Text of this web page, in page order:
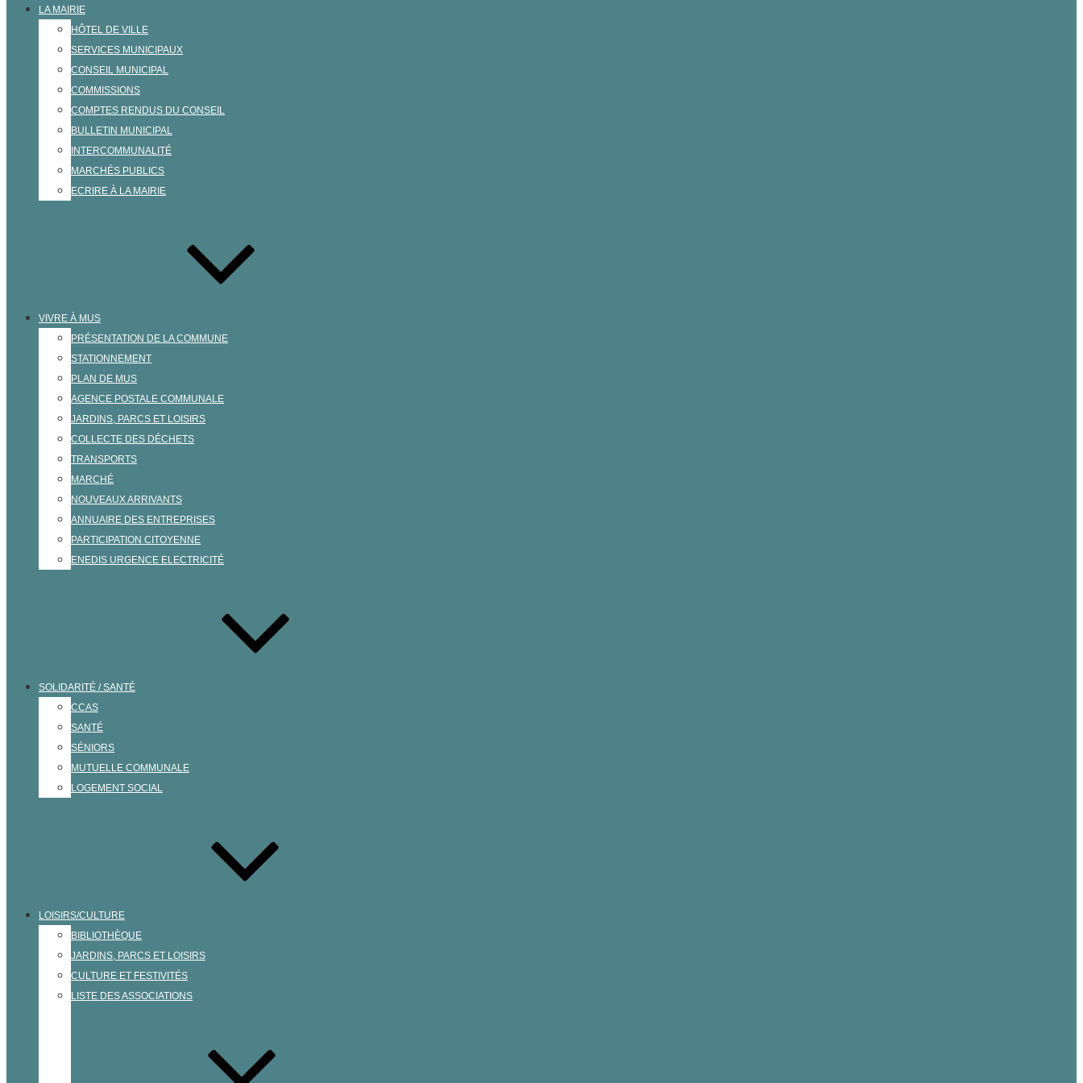
LA MAIRIE
HÔTEL DE VILLE
SERVICES MUNICIPAUX
CONSEIL MUNICIPAL
COMMISSIONS
COMPTES RENDUS DU CONSEIL
BULLETIN MUNICIPAL
INTERCOMMUNALITÉ
MARCHÉS PUBLICS
ECRIRE À LA MAIRIE
VIVRE À MUS
PRÉSENTATION DE LA COMMUNE
STATIONNEMENT
PLAN DE MUS
AGENCE POSTALE COMMUNALE
JARDINS, PARCS ET LOISIRS
COLLECTE DES DÉCHETS
TRANSPORTS
MARCHÉ
NOUVEAUX ARRIVANTS
ANNUAIRE DES ENTREPRISES
PARTICIPATION CITOYENNE
ENEDIS URGENCE ELECTRICITÉ
SOLIDARITÉ / SANTÉ
CCAS
SANTÉ
SÉNIORS
MUTUELLE COMMUNALE
LOGEMENT SOCIAL
LOISIRS/CULTURE
BIBLIOTHÈQUE
JARDINS, PARCS ET LOISIRS
CULTURE ET FESTIVITÉS
LISTE DES ASSOCIATIONS